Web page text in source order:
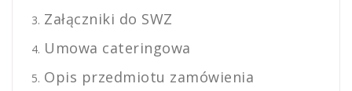
Załączniki do SWZ
Umowa cateringowa
Opis przedmiotu zamówienia